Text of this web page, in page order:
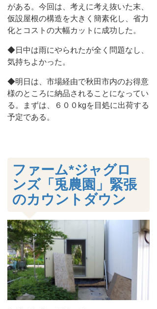
がある。今回は、考えに考え抜いた末、
仮設屋根の構造を大きく簡素化し、省力
化とコストの大幅カットに成功した。
◆日中は雨にやられたが全く問題なし、
気持ちよかった。
◆明日は、市場経由で秋田市内のお得意
様のところに納品されることになってい
る。まずは、６００kgを目処に出荷する
予定である。
ファーム*ジャグロ
ンズ「兎農園」緊張
のカウントダウン